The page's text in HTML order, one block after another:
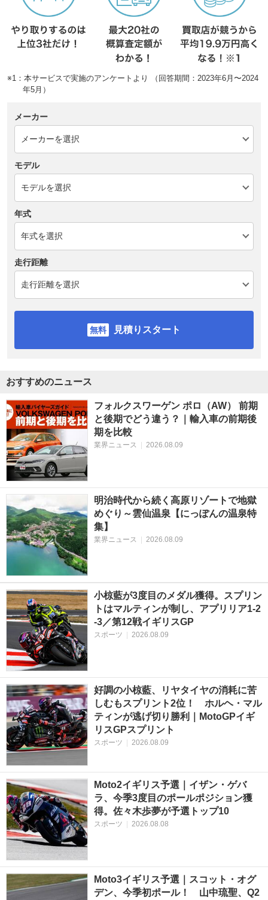
※1：本サービスで実施のアンケートより （回答期間：2023年6月〜2024
年5月）
メーカー
モデル
年式
走行距離
見積りスタート
おすすめのニュース
フォルクスワーゲン ポロ（AW） 前期
と後期でどう違う？｜輸入車の前期後
期を比較
業界ニュース 2026.08.09
明治時代から続く高原リゾートで地獄
めぐり～雲仙温泉【にっぽんの温泉特
集】
業界ニュース 2026.08.09
小椋藍が3度目のメダル獲得。スプリン
トはマルティンが制し、アプリリア1-2
-3／第12戦イギリスGP
スポーツ 2026.08.09
好調の小椋藍、リヤタイヤの消耗に苦
しむもスプリント2位！ ホルヘ・マル
ティンが逃げ切り勝利｜MotoGPイギ
リスGPスプリント
スポーツ 2026.08.09
Moto2イギリス予選｜イザン・ゲバ
ラ、今季3度目のポールポジション獲
得。佐々木歩夢が予選トップ10
スポーツ 2026.08.08
Moto3イギリス予選｜スコット・オグ
デン、今季初ポール！ 山中琉聖、Q2